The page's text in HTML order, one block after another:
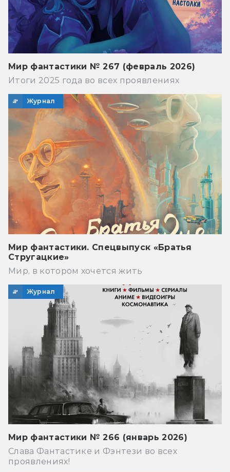
Мир фантастики № 267 (февраль 2026)
Итоги 2025 года во всех проявлениях
Журнал
Мир фантастики. Спецвыпуск «Братья
Стругацкие»
Мир, в котором хочется жить
Журнал
Мир фантастики № 266 (январь 2026)
Слава Фантастике и Фэнтези во всех
проявлениях!